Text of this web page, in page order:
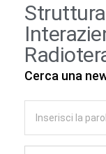
Cerca una